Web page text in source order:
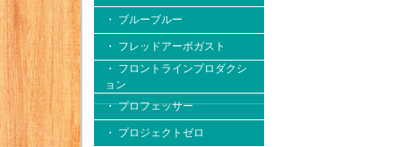
・ ブルーブルー
・ フレッドアーボガスト
・ フロントラインプロダクシ
ョン
・ プロフェッサー
・ プロジェクトゼロ